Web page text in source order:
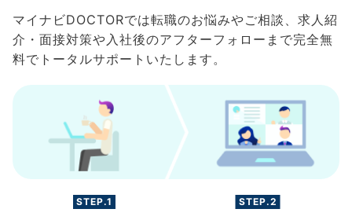
マイナビDOCTORでは転職のお悩みやご相談、求人紹
介・面接対策や入社後のアフターフォローまで完全無
料でトータルサポートいたします。
STEP.1 STEP.2